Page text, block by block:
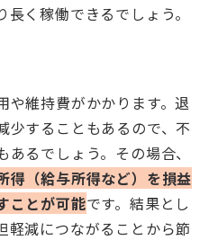
く稼働できるでしょう。
や維持費がかかります。退
少することもあるので、不
るでしょう。その場合、
得（給与所得など）を損益
ことが可能です。結果とし
軽減につながることから節